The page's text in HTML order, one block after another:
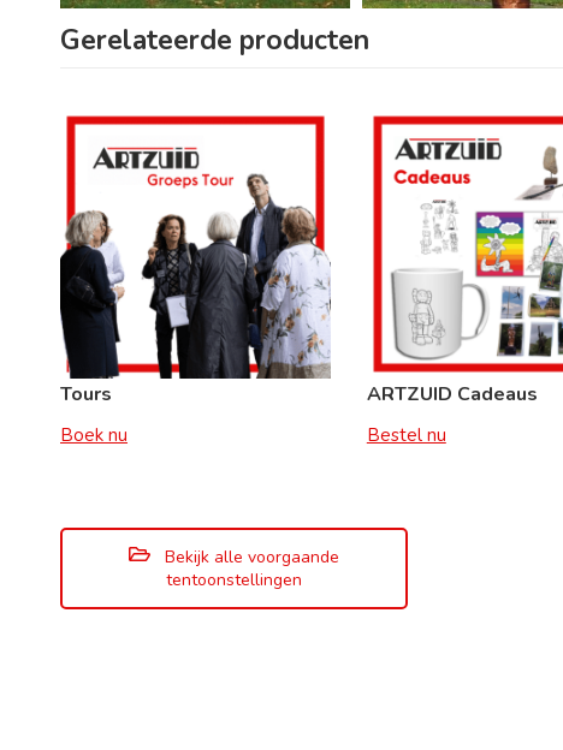
Gerelateerde producten
Tours
Boek nu
ARTZUID Cadeaus
Bestel nu
Bekijk alle voorgaande
tentoonstellingen